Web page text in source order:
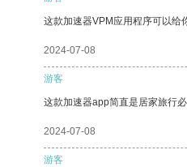
这款加速器VPM应用程序可以给
2024-07-08
游客
这款加速器app简直是居家旅行
2024-07-08
游客